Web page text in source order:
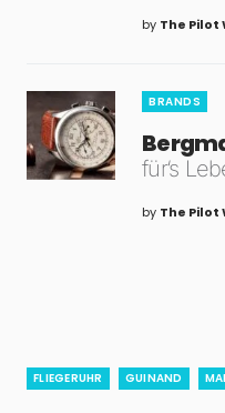
by The Pilot
BRANDS
für‘s
by The Pilot
FLIEGERUHR GUINAND